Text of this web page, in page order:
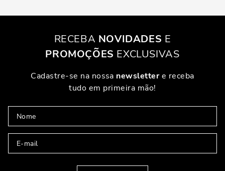
RECEBA NOVIDADES E
PROMOÇÕES EXCLUSIVAS
Cadastre-se na nossa newslettere receba
tudo em primeira mão!